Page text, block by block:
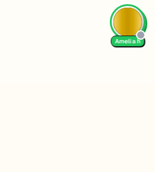
AI Tutor